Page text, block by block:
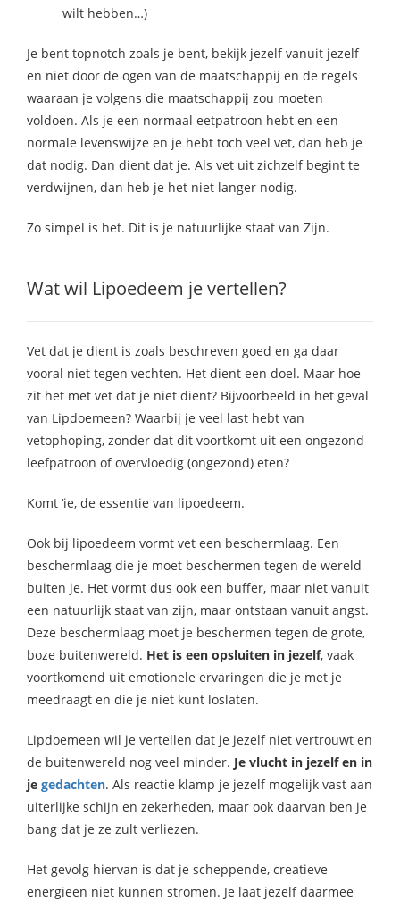
wilt hebben…)
Je bent topnotch zoals je bent, bekijk jezelf vanuit jezelf
en niet door de ogen van de maatschappij en de regels
waaraan je volgens die maatschappij zou moeten
voldoen. Als je een normaal eetpatroon hebt en een
normale levenswijze en je hebt toch veel vet, dan heb je
dat nodig. Dan dient dat je. Als vet uit zichzelf begint te
verdwijnen, dan heb je het niet langer nodig.
Zo simpel is het. Dit is je natuurlijke staat van Zijn.
Wat wil Lipoedeem je vertellen?
Vet dat je dient is zoals beschreven goed en ga daar
vooral niet tegen vechten. Het dient een doel. Maar hoe
zit het met vet dat je niet dient? Bijvoorbeeld in het geval
van Lipdoemeen? Waarbij je veel last hebt van
vetophoping, zonder dat dit voortkomt uit een ongezond
leefpatroon of overvloedig (ongezond) eten?
Komt ‘ie, de essentie van lipoedeem.
Ook bij lipoedeem vormt vet een beschermlaag. Een
beschermlaag die je moet beschermen tegen de wereld
buiten je. Het vormt dus ook een buffer, maar niet vanuit
een natuurlijk staat van zijn, maar ontstaan vanuit angst.
Deze beschermlaag moet je beschermen tegen de grote,
boze buitenwereld. Het is een opsluiten in jezelf, vaak
voortkomend uit emotionele ervaringen die je met je
meedraagt en die je niet kunt loslaten.
Lipdoemeen wil je vertellen dat je jezelf niet vertrouwt en
de buitenwereld nog veel minder. Je vlucht in jezelf en in
je gedachten. Als reactie klamp je jezelf mogelijk vast aan
uiterlijke schijn en zekerheden, maar ook daarvan ben je
bang dat je ze zult verliezen.
Het gevolg hiervan is dat je scheppende, creatieve
energieën niet kunnen stromen. Je laat jezelf daarmee